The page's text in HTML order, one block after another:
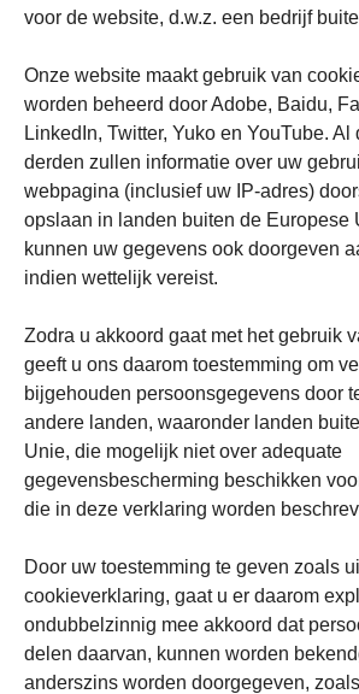
voor de website, d.w.z. een bedrijf
Onze website maakt gebruik van
worden beheerd door Adobe, Baidu,
LinkedIn, Twitter, Yuko en YouTube.
derden zullen informatie over uw
webpagina (inclusief uw IP-adres)
opslaan in landen buiten de Europese
kunnen uw gegevens ook doorgeven
indien wettelijk vereist.
Zodra u akkoord gaat met het gebruik
geeft u ons daarom toestemming om
bijgehouden persoonsgegevens door
andere landen, waaronder landen
Unie, die mogelijk niet over adequate
gegevensbescherming beschikken
die in deze verklaring worden
Door uw toestemming te geven zoals
cookieverklaring, gaat u er daarom
ondubbelzinnig mee akkoord dat
delen daarvan, kunnen worden
anderszins worden doorgegeven,